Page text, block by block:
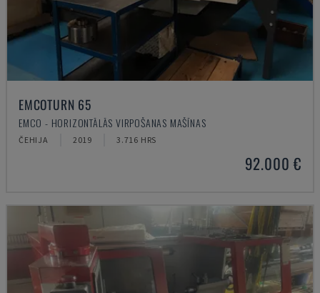
EMCOTURN 65
EMCO - HORIZONTĀLĀS VIRPOŠANAS MAŠĪNAS
ČEHIJA 2019 3.716 HRS
92.000 €